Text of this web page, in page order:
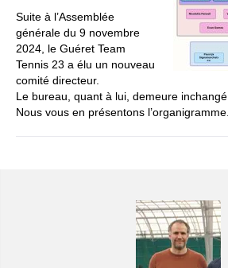
Suite à l’Assemblée
générale du 9 novembre
2024, le Guéret Team
Tennis 23 a élu un nouveau
comité directeur.
Le bureau, quant à lui, demeure inchangé.
Nous vous en présentons l’organigramme.